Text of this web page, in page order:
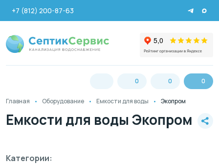
+7 (812) 200-87-63
0 0 0
Главная Оборудование Емкости для воды Экопром
Емкости для воды Экопром
Категории: